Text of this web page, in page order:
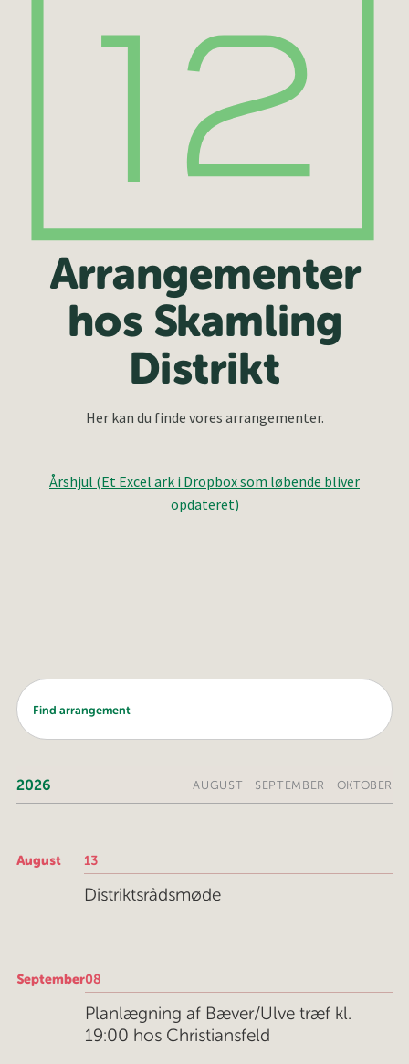
Arrangementer
hos Skamling
Distrikt
Her kan du finde vores arrangementer.
Årshjul (Et Excel ark i Dropbox som løbende bliver
opdateret)
2026 AUGUST SEPTEMBER OKTOBER
August 13
Distriktsrådsmøde
September08
Planlægning af Bæver/Ulve træf kl.
19:00 hos Christiansfeld